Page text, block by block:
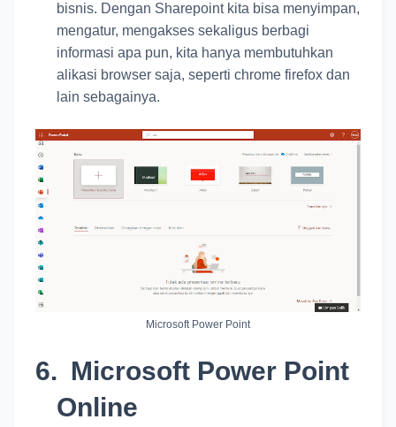
bisnis. Dengan Sharepoint kita bisa menyimpan,
mengatur, mengakses sekaligus berbagi
informasi apa pun, kita hanya membutuhkan
alikasi browser saja, seperti chrome firefox dan
lain sebagainya.
Microsoft Power Point
6. Microsoft Power Point
Online